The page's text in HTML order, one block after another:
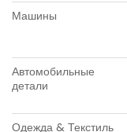
Машины
Автомобильные
детали
Одежда & Текстиль